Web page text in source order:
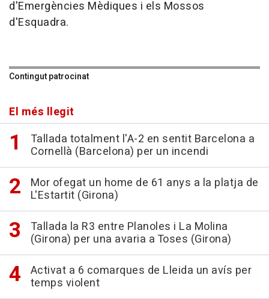
d'Emergències Mèdiques i els Mossos
d'Esquadra.
Contingut patrocinat
El més llegit
Tallada totalment l'A-2 en sentit Barcelona a
Cornellà (Barcelona) per un incendi
Mor ofegat un home de 61 anys a la platja de
L'Estartit (Girona)
Tallada la R3 entre Planoles i La Molina
(Girona) per una avaria a Toses (Girona)
Activat a 6 comarques de Lleida un avís per
temps violent